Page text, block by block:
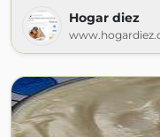
Hogar diez